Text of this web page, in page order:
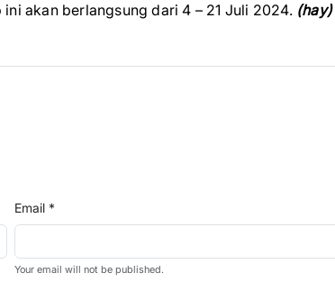
akan berlangsung dari 4 – 21 Juli 2024. (hay)
Email *
Your email will not be published.